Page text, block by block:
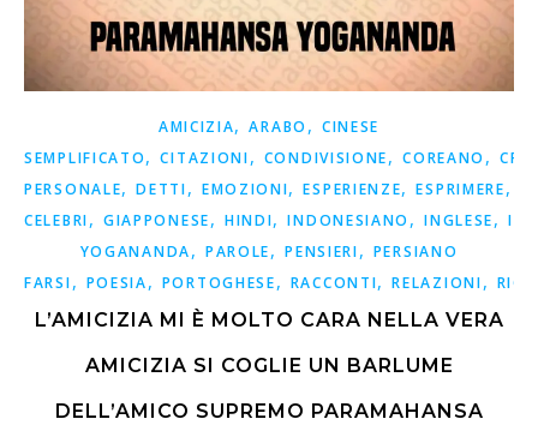
AMICIZIA,ARABO , CINESE
SEMPLIFICATO,CITAZIONI, CONDIVISIONE,COREANO ,
PERSONALE,DETTI, EMOZIONI,ESPERIENZE,ESPRIMERE,
CELEBRI, GIAPPONESE, HINDI,INDONESIANO ,INGLESE,
YOGANANDA, PAROLE,PENSIERI, PERSIANO
FARSI, POESIA, PORTOGHESE, RACCONTI,RELAZIONI,
L’AMICIZIA MI È MOLTO CARA NELLA VERA
AMICIZIA SI COGLIE UN BARLUME
DELL’AMICO SUPREMO PARAMAHANSA